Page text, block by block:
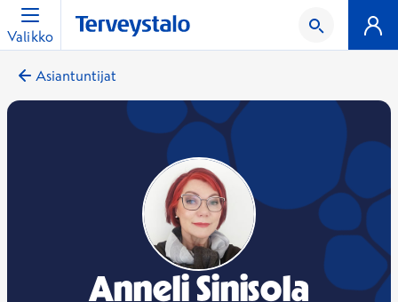
Valikko
Asiantuntijat
Anneli Sinisola